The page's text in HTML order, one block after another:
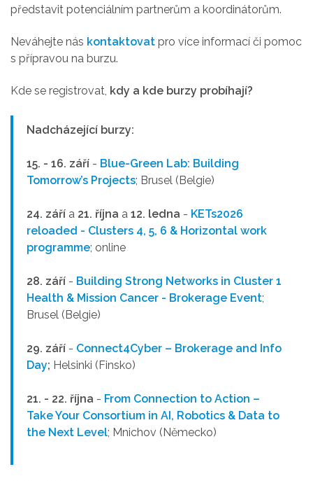
představit potenciálním partnerům a koordinátorům.
Neváhejte nás kontaktovat pro více informací či pomoc
s přípravou na burzu.
Kde se registrovat, kdy a kde burzy probíhají?
Nadcházející burzy:
15. - 16. září - Blue-Green Lab: Building
Tomorrow’s Projects; Brusel (Belgie)
24. září a 21. října a 12. ledna - KETs2026
reloaded - Clusters 4, 5, 6 & Horizontal work
programme; online
28. září - Building Strong Networks in Cluster 1
Health & Mission Cancer - Brokerage Event;
Brusel (Belgie)
29. září - Connect4Cyber – Brokerage and Info
Day; Helsinki (Finsko)
21. - 22. října - From Connection to Action –
Take Your Consortium in AI, Robotics & Data to
the Next Level; Mnichov (Německo)